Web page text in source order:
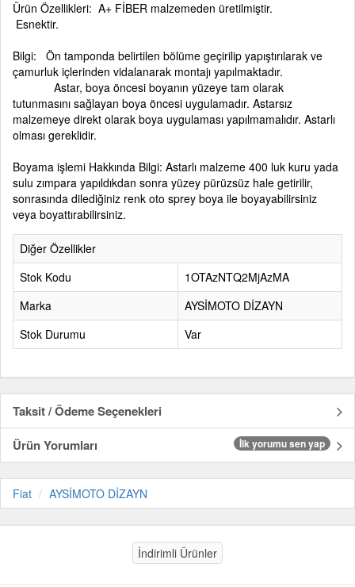
Ürün Özellikleri: A+ FİBER malzemeden üretilmiştir.
Esnektir.
Bilgi: Ön tamponda belirtilen bölüme geçirilip yapıştırılarak ve
çamurluk içlerinden vidalanarak montajı yapılmaktadır.
Astar, boya öncesi boyanın yüzeye tam olarak
tutunmasını sağlayan boya öncesi uygulamadır. Astarsız
malzemeye direkt olarak boya uygulaması yapılmamalıdır. Astarlı
olması gereklidir.
Boyama işlemi Hakkında Bilgi: Astarlı malzeme 400 luk kuru yada
sulu zımpara yapıldıkdan sonra yüzey pürüzsüz hale getirilir,
sonrasında dilediğiniz renk oto sprey boya ile boyayabilirsiniz
veya boyattırabilirsiniz.
Diğer Özellikler
Stok Kodu
1OTAzNTQ2MjAzMA
Marka
AYSİMOTO DİZAYN
Stok Durumu
Var
Taksit / Ödeme Seçenekleri
Ürün Yorumları
İlk yorumu sen yap
Fiat AYSİMOTO DİZAYN
İndirimli Ürünler